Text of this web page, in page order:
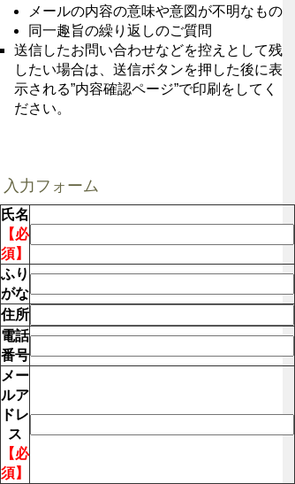
メールの内容の意味や意図が不明なもの
同一趣旨の繰り返しのご質問
送信したお問い合わせなどを控えとして残
したい場合は、送信ボタンを押した後に表
示される”内容確認ページ”で印刷をしてく
ださい。
入力フォーム
氏名
【必
須】
ふり
がな
住所
電話
番号
メー
ルア
ドレ
ス
【必
須】